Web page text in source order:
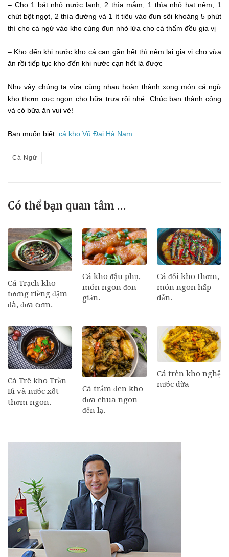
– Cho 1 bát nhỏ nước lạnh, 2 thìa mắm, 1 thìa nhỏ hạt nêm, 1
chút bột ngọt, 2 thìa đường và 1 ít tiêu vào đun sôi khoảng 5 phút
thì cho cá ngừ vào kho cùng đun nhỏ lửa cho cá thấm đều gia vị
– Kho đến khi nước kho cá cạn gần hết thì nêm lại gia vị cho vừa
ăn rồi tiếp tục kho đến khi nước cạn hết là được
Như vậy chúng ta vừa cùng nhau hoàn thành xong món cá ngừ
kho thơm cực ngon cho bữa trưa rồi nhé. Chúc bạn thành công
và có bữa ăn vui vẻ!
Bạn muốn biết: cá kho Vũ Đại Hà Nam
Cá Ngừ
Có thể bạn quan tâm …
Cá Trạch kho
tương riềng đậm
đà, đưa cơm.
Cá kho đậu phụ,
món ngon đơn
giản.
Cá đối kho thơm,
món ngon hấp
dẫn.
Cá Trê kho Trần
Bì và nước xốt
thơm ngon.
Cá trắm đen kho
dưa chua ngon
đến lạ.
Cá trèn kho nghệ
nước dừa